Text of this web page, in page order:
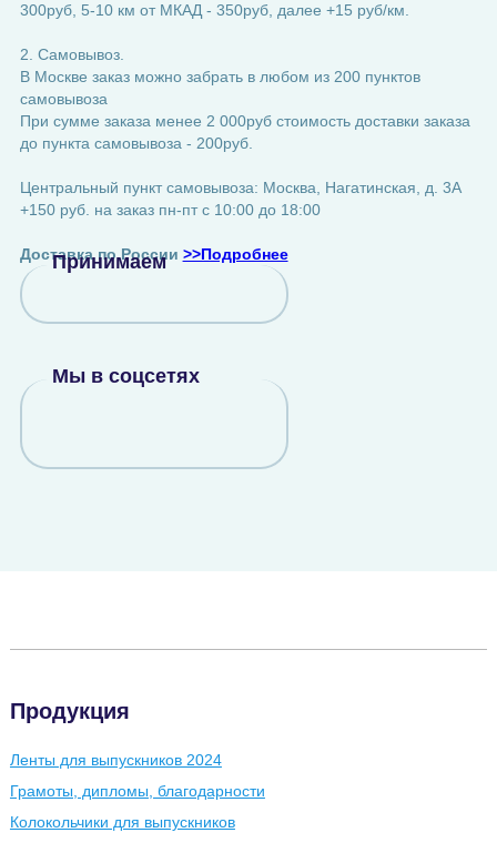
300руб, 5-10 км от МКАД - 350руб, далее +15 руб/км.
2. Самовывоз.
В Москве заказ можно забрать в любом из 200 пунктов
самовывоза
При сумме заказа менее 2 000руб стоимость доставки заказа
до пункта самовывоза - 200руб.
Центральный пункт самовывоза: Москва, Нагатинская, д. 3А
+150 руб. на заказ пн-пт с 10:00 до 18:00
Доставка по России >>Подробнее
Принимаем
Мы в соцсетях
Продукция
Ленты для выпускников 2024
Грамоты, дипломы, благодарности
Колокольчики для выпускников